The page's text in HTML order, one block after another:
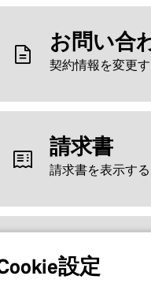
お問い合
契約情報を変更
請求書
請求書を表示す
お支払い
支払い方法を変
設定